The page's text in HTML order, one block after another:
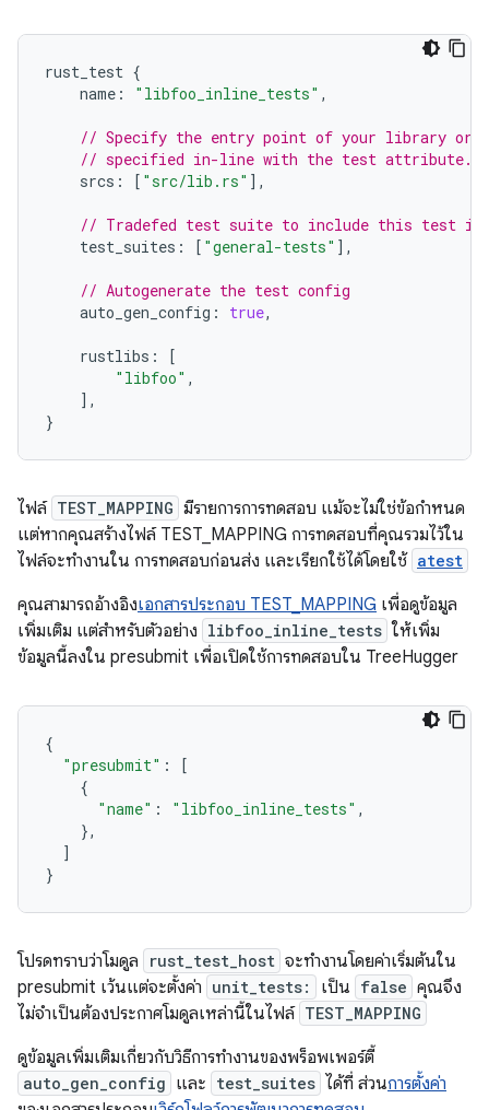
rust_test {
name : "libfoo_inline_tests" ,
// Specify the entry point of your library or
// specified in-line with the test attribute.
srcs : [ "src/lib.rs" ],
// Tradefed test suite to include this test
test_suites : [ "general-tests" ],
// Autogenerate the test config
auto_gen_config : true,
rustlibs :
[
"libfoo" ,
],
}
ไฟล์ TEST_MAPPING มีรายการการทดสอบ แม้จะไม่ใช่ข้อกำหนด
แต่หากคุณสร้างไฟล์ TEST_MAPPING การทดสอบที่คุณรวมไว้ใน
ไฟล์จะทำงานใน การทดสอบก่อนส่ง และเรียกใช้ได้โดยใช้ atest
คุณสามารถอ้างอิงเอกสารประกอบ TEST_MAPPING เพื่อดูข้อมูล
เพิ่มเติม แต่สำหรับตัวอย่าง libfoo_inline_tests ให้เพิ่ม
ข้อมูลนี้ลงใน presubmit เพื่อเปิดใช้การทดสอบใน TreeHugger
{
"presubmit" :
[
{
"name" : "libfoo_inline_tests" ,
},
]
}
โปรดทราบว่าโมดูล rust_test_host จะทำงานโดยค่าเริ่มต้นใน
presubmit เว้นแต่จะตั้งค่า unit_tests: เป็น false คุณจึง
ไม่จำเป็นต้องประกาศโมดูลเหล่านี้ในไฟล์ TEST_MAPPING
ดูข้อมูลเพิ่มเติมเกี่ยวกับวิธีการทำงานของพร็อพเพอร์ตี้
auto_gen_config และ test_suites ได้ที่ ส่วนการตั้งค่า